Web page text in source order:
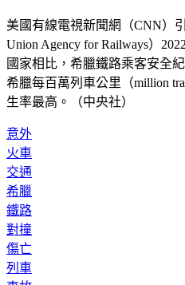
美國有線電視新聞網（CNN）
Union Agency for Railways）
國家相比，希臘鐵路乘客安全
希臘每百萬列車公里（million
生率最高。（中央社）
意外
火車
交通
希臘
鐵路
對撞
傷亡
列車